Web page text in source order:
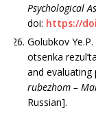
Psychological
doi: https://
Golubkov
otsenka
and
rubezhom –
Russian].